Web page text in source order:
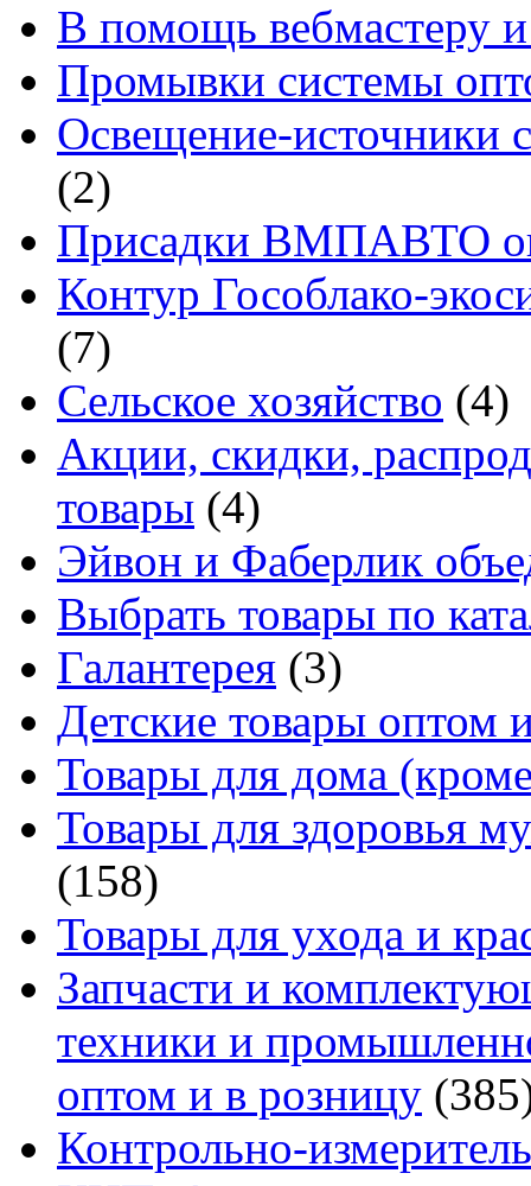
В помощь вебмастеру и
Промывки системы
Освещение-источники
(2)
Присадки ВМПАВТО
Контур Гособлако-
(7)
Сельское хозяйство (4)
Акции, скидки,
товары (4)
Эйвон и Фаберлик
Выбрать товары по
Галантерея (3)
Детские товары оптом
Товары для дома
Товары для здоровья
(158)
Товары для ухода и
Запчасти и
техники и
оптом и в розницу
Контрольно-